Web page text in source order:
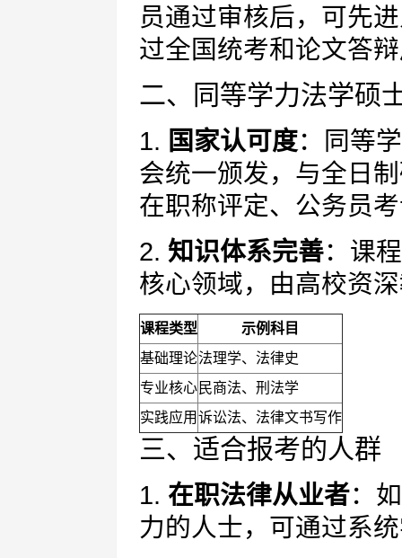
员通过审核后，可先
过全国统考和论文答
二、同等学力法学硕
1. 国家认可度：同等
会统一颁发，与全日
在职称评定、公务员
2. 知识体系完善：课
核心领域，由高校资
课程类型
示例科目
基础理论法理学、法律史
专业核心 民商法、刑法学
实践应用 诉讼法、法律文书写作
三、适合报考的人群
1. 在职法律从业者：
力的人士，可通过系